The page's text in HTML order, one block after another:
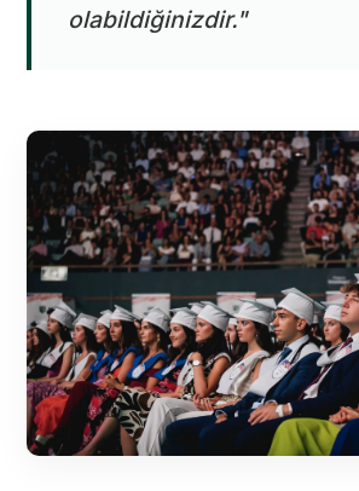
olabildiğinizdir."